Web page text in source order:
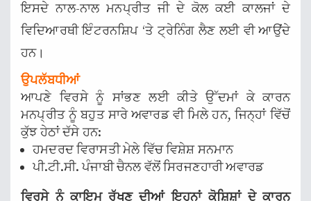
ਇਸਦੇ ਨਾਲ-ਨਾਲ ਮਨਪ੍ਰੀਤ ਜੀ ਦੇ ਕੋਲ ਕਈ ਕਾਲਜਾਂ ਦੇ
ਵਿਦਿਆਰਥੀ ਇੰਟਰਨਸ਼ਿਪ ‘ਤੇ ਟ੍ਰੇਨਿੰਗ ਲੈਣ ਲਈ ਵੀ ਆਉਂਦੇ
ਹਨ।
ਉਪਲੱਬਧੀਆਂ
ਆਪਣੇ ਵਿਰਸੇ ਨੂੰ ਸਾਂਭਣ ਲਈ ਕੀਤੇ ਉੱਦਮਾਂ ਕੇ ਕਾਰਨ
ਮਨਪ੍ਰੀਤ ਨੂੰ ਬਹੁਤ ਸਾਰੇ ਅਵਾਰਡ ਵੀ ਮਿਲੇ ਹਨ, ਜਿਨ੍ਹਾਂ ਵਿੱਚੋਂ
ਕੁੱਝ ਹੇਠਾਂ ਦੱਸੇ ਹਨ:
ਹਮਦਰਦ ਵਿਰਾਸਤੀ ਮੇਲੇ ਵਿੱਚ ਵਿਸ਼ੇਸ਼ ਸਨਮਾਨ
ਪੀ.ਟੀ.ਸੀ. ਪੰਜਾਬੀ ਚੈਨਲ ਵੱਲੋਂ ਸਿਰਜਣਹਾਰੀ ਅਵਾਰਡ
ਵਿਰਸੇ ਨੂੰ ਕਾਇਮ ਰੱਖਣ ਦੀਆਂ ਇਹਨਾਂ ਕੋਸ਼ਿਸ਼ਾਂ ਦੇ ਕਾਰਨ